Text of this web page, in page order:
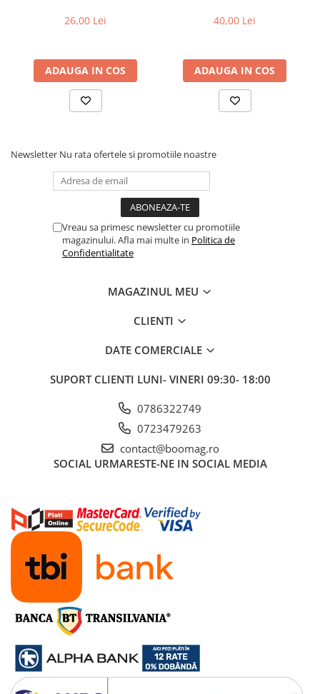
Pipe ghidon
Cuvete bicicleta
Furci bicicleta
Cabluri si camasi
Placute frana bicicleta
Saboti frana bicicleta
Adaptoare frana bicicleta
Frane pe disc
Frane pe janta
Accesorii frane bicicleta
Jante bicicleta
Coliere si cleme sa
Angrenaje bicicleta
Foi angrenaj
Angrenaj pedalier
Butuci pedalieri
Brat pedalier
Schimbator de viteze bicicleta
Schimbatoare fata
Schimbatoare spate
Manete schimbator si frana
Manete frana bicicleta
G2/G4 2025)
26,00 Lei
ADAUGA IN COS
40,00 Lei
ADAUGA IN COS
Newsletter Nu rata ofertele si promotiile noastre
Vreau sa primesc newsletter cu promotiile
magazinului. Afla mai multe in Politica de
Confidentialitate
MAGAZINUL MEU
CLIENTI
DATE COMERCIALE
SUPORT CLIENTI LUNI- VINERI 09:30- 18:00
0786322749
0723479263
contact@boomag.ro
SOCIAL URMARESTE-NE IN SOCIAL MEDIA